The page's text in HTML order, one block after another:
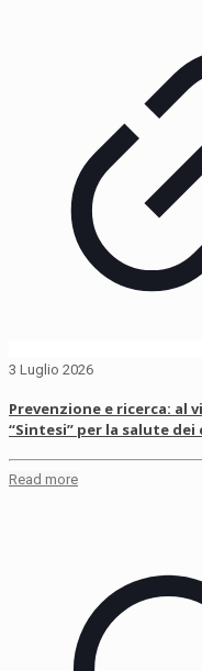
3 Luglio 2026
Prevenzione e ricerca: al
“Sintesi” per la salute
Read more